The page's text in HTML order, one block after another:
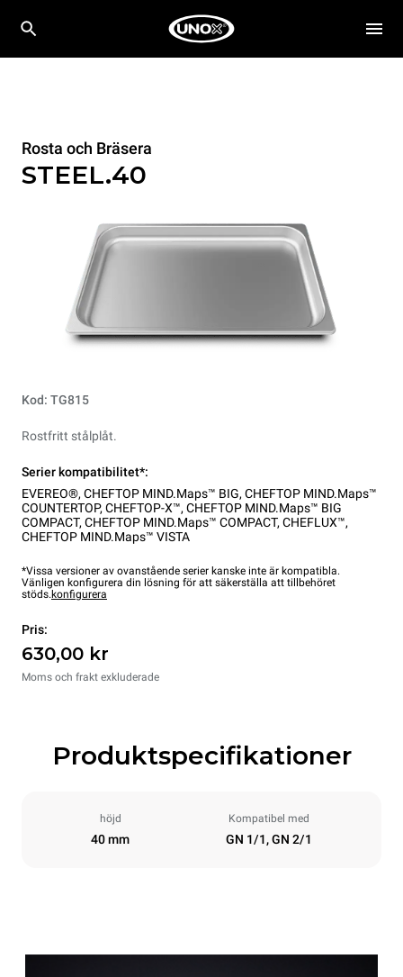
Rosta och Bräsera
STEEL.40
Kod: TG815
Rostfritt stålplåt.
Serier kompatibilitet*:
EVEREO®, CHEFTOP MIND.Maps™ BIG, CHEFTOP MIND.Maps™
COUNTERTOP, CHEFTOP-X™, CHEFTOP MIND.Maps™ BIG
COMPACT, CHEFTOP MIND.Maps™ COMPACT, CHEFLUX™,
CHEFTOP MIND.Maps™ VISTA
*Vissa versioner av ovanstående serier kanske inte är kompatibla.
Vänligen konfigurera din lösning för att säkerställa att tillbehöret
stöds. konfigurera
Pris:
630,00 kr
Moms och frakt exkluderade
Produktspecifikationer
höjd
40 mm
Kompatibel med
GN 1/1, GN 2/1